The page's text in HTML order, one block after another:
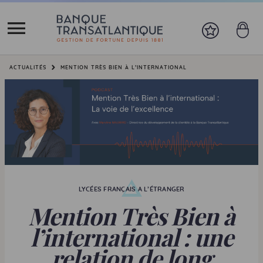
Vous êtes ici:
ACTUALITÉS MENTION TRÈS BIEN À L’INTERNATIONAL
LYCÉES FRANÇAIS A L’ÉTRANGER
Mention Très Bien à
l’international : une